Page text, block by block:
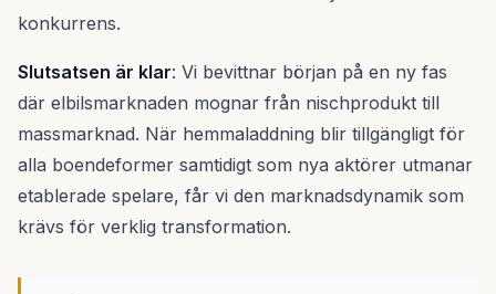
konkurrens.
Slutsatsen är klar: Vi bevittnar början på en ny fas
där elbilsmarknaden mognar från nischprodukt till
massmarknad. När hemmaladdning blir tillgängligt för
alla boendeformer samtidigt som nya aktörer utmanar
etablerade spelare, får vi den marknadsdynamik som
krävs för verklig transformation.